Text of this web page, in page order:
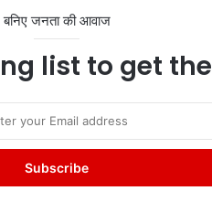
बनिए जनता की आवाज
list to get